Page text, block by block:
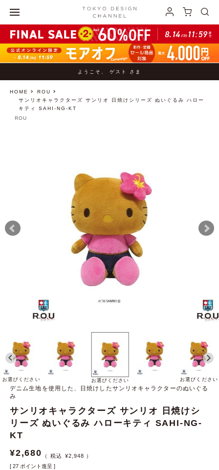
ようこそ、 ゲスト さま
HOME
ROU
サンリオキャラクターズ サンリオ 日焼けシリーズ ぬいぐるみ ハロー
キティ SAHI-NG-KT
お選びください お選びください お選びください
ROU
デニム生地を使用した、日焼けしたサンリオキャラクターのぬいぐる
み
サンリオキャラクターズ サンリオ 日焼けシ
リーズ ぬいぐるみ ハローキティ SAHI-NG-
KT
¥2,680 ¥2,948
[ 27 ポイント進呈 ]